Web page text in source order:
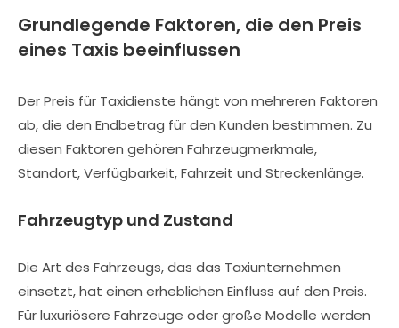
Grundlegende Faktoren, die den Preis
eines Taxis beeinflussen
Der Preis für Taxidienste hängt von mehreren Faktoren
ab, die den Endbetrag für den Kunden bestimmen. Zu
diesen Faktoren gehören Fahrzeugmerkmale,
Standort, Verfügbarkeit, Fahrzeit und Streckenlänge.
Fahrzeugtyp und Zustand
Die Art des Fahrzeugs, das das Taxiunternehmen
einsetzt, hat einen erheblichen Einfluss auf den Preis.
Für luxuriösere Fahrzeuge oder große Modelle werden